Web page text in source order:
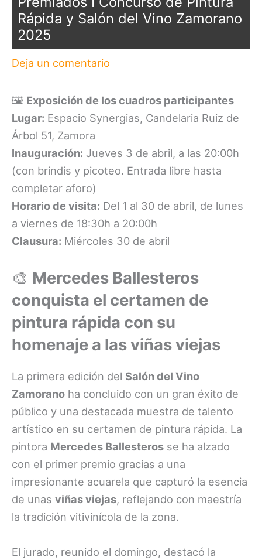
Rápida y Salón del Vino Zamorano
2025
Deja un comentario
🖼️ Exposición de los cuadros participantes
Lugar: Espacio Synergias, Candelaria Ruiz de
Árbol 51, Zamora
Inauguración: Jueves 3 de abril, a las 20:00h
(con brindis y picoteo. Entrada libre hasta
completar aforo)
Horario de visita: Del 1 al 30 de abril, de lunes
a viernes de 18:30h a 20:00h
Clausura: Miércoles 30 de abril
🎨 Mercedes Ballesteros
conquista el certamen de
pintura rápida con su
homenaje a las viñas viejas
La primera edición del Salón del Vino
Zamorano ha concluido con un gran éxito de
público y una destacada muestra de talento
artístico en su certamen de pintura rápida. La
pintora Mercedes Ballesteros se ha alzado
con el primer premio gracias a una
impresionante acuarela que capturó la esencia
de unas viñas viejas, reflejando con maestría
la tradición vitivinícola de la zona.
El jurado, reunido el domingo, destacó la